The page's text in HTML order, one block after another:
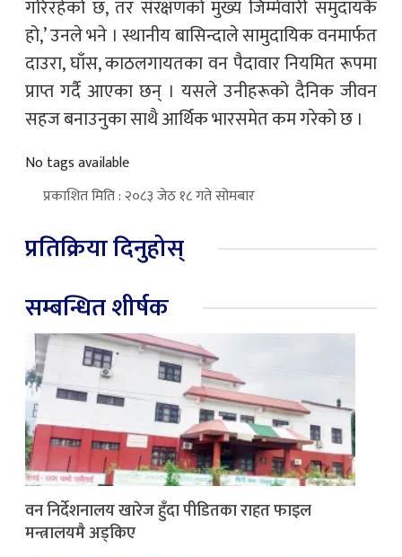
गरिरहेको छ, तर संरक्षणको मुख्य जिम्मेवारी समुदायकै
हो,’ उनले भने । स्थानीय बासिन्दाले सामुदायिक वनमार्फत
दाउरा, घाँस, काठलगायतका वन पैदावार नियमित रूपमा
प्राप्त गर्दै आएका छन् । यसले उनीहरूको दैनिक जीवन
सहज बनाउनुका साथै आर्थिक भारसमेत कम गरेको छ ।
No tags available
प्रकाशित मिति : २०८३ जेठ १८ गते सोमबार
प्रतिक्रिया दिनुहोस्
सम्बन्धित शीर्षक
वन निर्देशनालय खारेज हुँदा पीडितका राहत फाइल
मन्त्रालयमै अड्किए